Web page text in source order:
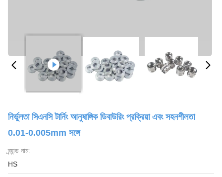
নির্ভুলতা সিএনসি টার্নিং আনুষাঙ্গিক ডিবাউরিং প্রক্রিয়া এবং সহনশীলতা
0.01-0.005mm সঙ্গে
ব্র্যান্ড নাম:
HS